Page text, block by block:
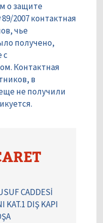
о защите
2007 контактная
чье
получено,
с
Контактная
в
не получили
CADDESİ
KAT.1 DIŞ KAPI